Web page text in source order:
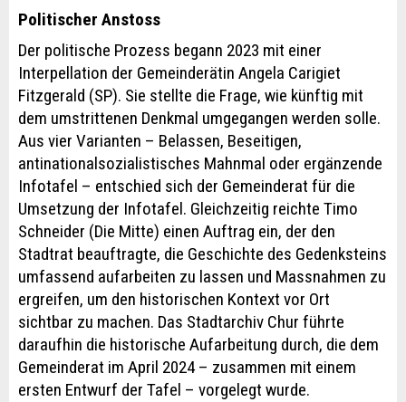
Politischer Anstoss
Der politische Prozess begann 2023 mit einer
Interpellation der Gemeinderätin Angela Carigiet
Fitzgerald (SP). Sie stellte die Frage, wie künftig mit
dem umstrittenen Denkmal umgegangen werden solle.
Aus vier Varianten – Belassen, Beseitigen,
antinationalsozialistisches Mahnmal oder ergänzende
Infotafel – entschied sich der Gemeinderat für die
Umsetzung der Infotafel. Gleichzeitig reichte Timo
Schneider (Die Mitte) einen Auftrag ein, der den
Stadtrat beauftragte, die Geschichte des Gedenksteins
umfassend aufarbeiten zu lassen und Massnahmen zu
ergreifen, um den historischen Kontext vor Ort
sichtbar zu machen. Das Stadtarchiv Chur führte
daraufhin die historische Aufarbeitung durch, die dem
Gemeinderat im April 2024 – zusammen mit einem
ersten Entwurf der Tafel – vorgelegt wurde.